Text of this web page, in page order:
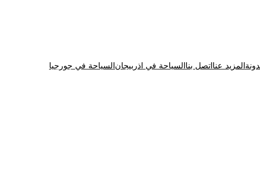
المزيد عنااتصل بناالسياحة في اذربيجانالسياحة في جورجيا